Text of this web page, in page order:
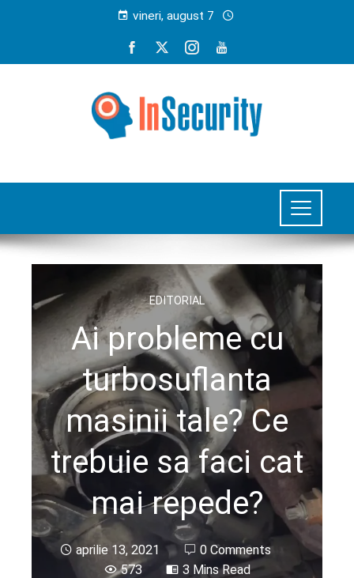
vineri, august 7
EDITORIAL
Ai probleme cu
turbosuflanta
masinii tale? Ce
trebuie sa faci cat
mai repede?
aprilie 13, 2021
0 Comments
573
3 Mins Read